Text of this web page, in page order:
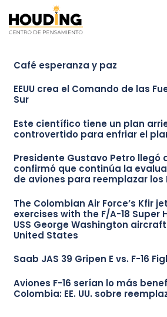
Café esperanza y paz
EEUU crea el Comando de las
Sur
Este científico tiene un plan
controvertido para enfriar el
Presidente Gustavo Petro llegó
confirmó que continúa la
de aviones para reemplazar los
The Colombian Air Force’s Kfir
exercises with the F/A-18 Super
USS George Washington
United States
Saab JAS 39 Gripen E vs. F-16
Aviones F-16 serían lo más
Colombia: EE. UU. sobre